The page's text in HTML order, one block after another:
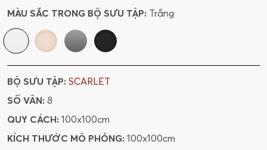
100SCSOWH 100SCSOIV
MÀU SẮC TRONG BỘ SƯU TẬP: Trắng
BỘ SƯU TẬP: SCARLET
SỐ VÂN: 8
QUY CÁCH: 100x100cm
KÍCH THƯỚC MÔ PHỎNG: 100x100cm